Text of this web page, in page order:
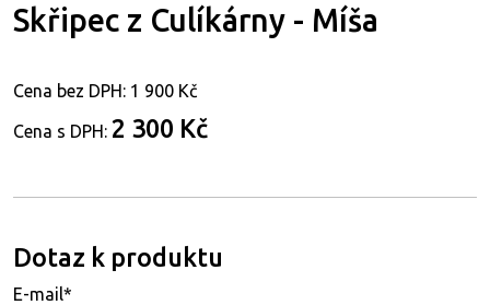
Skřipec z Culíkárny - Míša
Cena bez DPH: 1 900 Kč
Cena s DPH: 2 300 Kč
Dotaz k produktu
E-mail*